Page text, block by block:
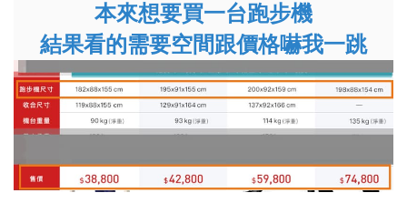
本來想要買一台跑步機
結果看的需要空間跟價格嚇我一跳